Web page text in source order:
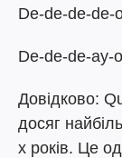
De-de-de-de-
De-de-de-ay-
Довідково:
досяг
х років. Це